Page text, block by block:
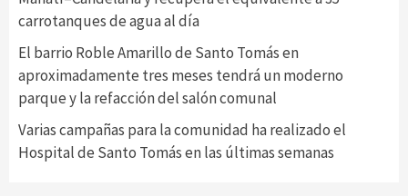
carrotanques de agua al día
El barrio Roble Amarillo de Santo Tomás en
aproximadamente tres meses tendrá un moderno
parque y la refacción del salón comunal
Varias campañas para la comunidad ha realizado el
Hospital de Santo Tomás en las últimas semanas